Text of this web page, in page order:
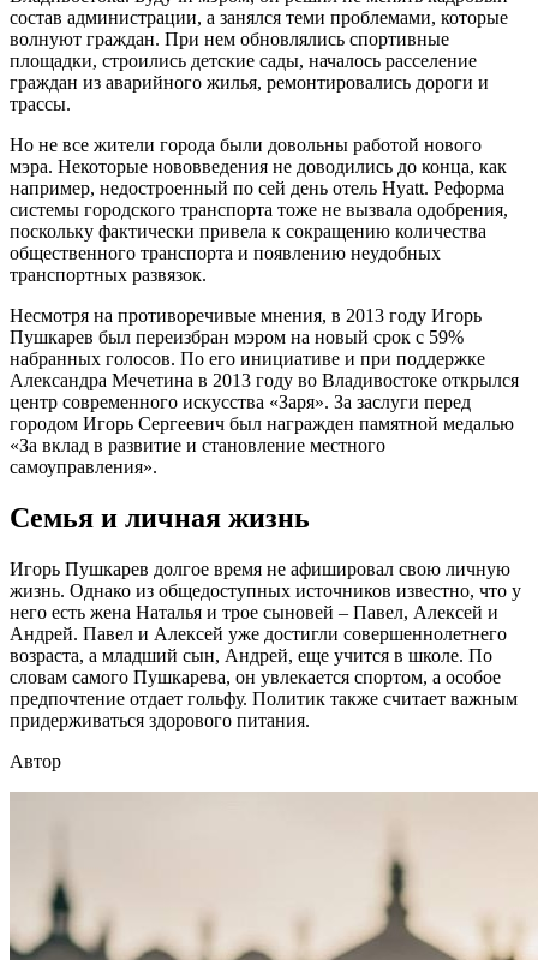
состав администрации, а занялся теми проблемами, которые
волнуют граждан. При нем обновлялись спортивные
площадки, строились детские сады, началось расселение
граждан из аварийного жилья, ремонтировались дороги и
трассы.
Но не все жители города были довольны работой нового
мэра. Некоторые нововведения не доводились до конца, как
например, недостроенный по сей день отель Hyatt. Реформа
системы городского транспорта тоже не вызвала одобрения,
поскольку фактически привела к сокращению количества
общественного транспорта и появлению неудобных
транспортных развязок.
Несмотря на противоречивые мнения, в 2013 году Игорь
Пушкарев был переизбран мэром на новый срок с 59%
набранных голосов. По его инициативе и при поддержке
Александра Мечетина в 2013 году во Владивостоке открылся
центр современного искусства «Заря». За заслуги перед
городом Игорь Сергеевич был награжден памятной медалью
«За вклад в развитие и становление местного
самоуправления».
Семья и личная жизнь
Игорь Пушкарев долгое время не афишировал свою личную
жизнь. Однако из общедоступных источников известно, что у
него есть жена Наталья и трое сыновей – Павел, Алексей и
Андрей. Павел и Алексей уже достигли совершеннолетнего
возраста, а младший сын, Андрей, еще учится в школе. По
словам самого Пушкарева, он увлекается спортом, а особое
предпочтение отдает гольфу. Политик также считает важным
придерживаться здорового питания.
Автор